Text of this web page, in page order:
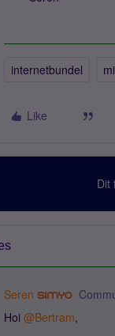
internetbundel
Like
Dit
Seren
Hoi @Bertram,